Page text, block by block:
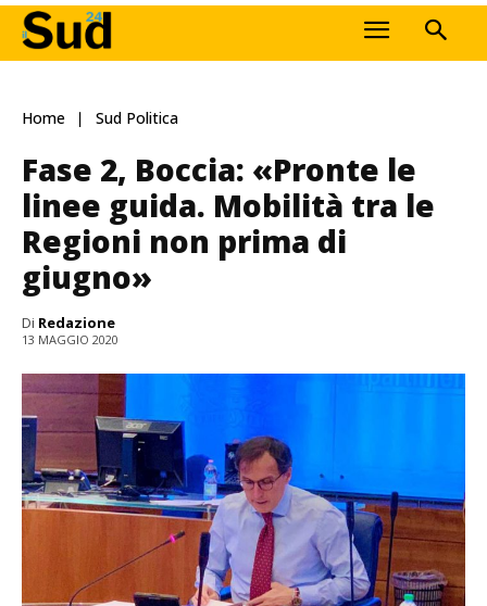
Home Sud Politica
Fase 2, Boccia: «Pronte le
linee guida. Mobilità tra le
Regioni non prima di
giugno»
Di Redazione
13 MAGGIO 2020